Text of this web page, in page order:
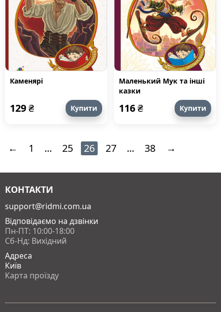
Каменярі
129₴ Купити
Маленький Мук та інші
казки
116₴ Купити
← 1 ... 25 26 27 ... 38 →
КОНТАКТИ
support@ridmi.com.ua
Відповідаємо на дзвінки
Пн-ПТ: 10:00-18:00
Сб-Нд: Вихідний
Адреса
Київ
Карта проїзду